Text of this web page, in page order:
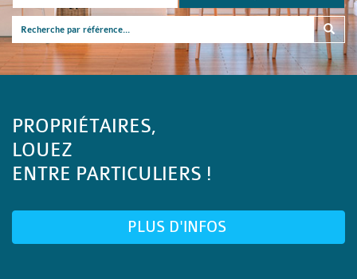
PROPRIÉTAIRES,
LOUEZ
ENTRE PARTICULIERS !
PLUS D'INFOS